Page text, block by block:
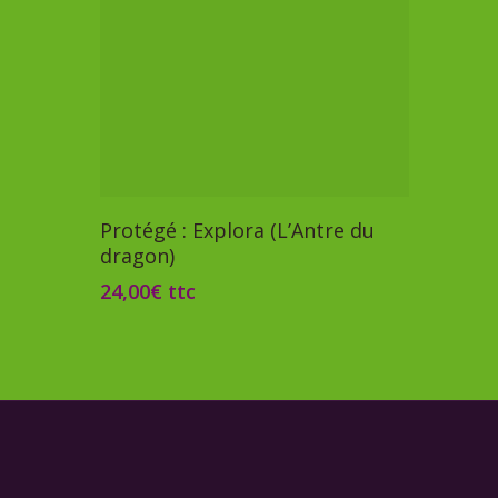
Ajouter Au Panier
Protégé : Explora (L’Antre du
dragon)
24,00€ ttc